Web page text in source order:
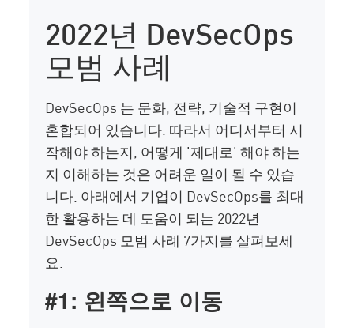
2022년 DevSecOps
모범 사례
DevSecOps 는 문화, 전략, 기술적 구현이
혼합되어 있습니다. 따라서 어디서부터 시
작해야 하는지, 어떻게 '제대로' 해야 하는
지 이해하는 것은 어려운 일이 될 수 있습
니다. 아래에서 기업이 DevSecOps를 최대
한 활용하는 데 도움이 되는 2022년
DevSecOps 모범 사례 7가지를 살펴보세
요.
#1: 왼쪽으로 이동